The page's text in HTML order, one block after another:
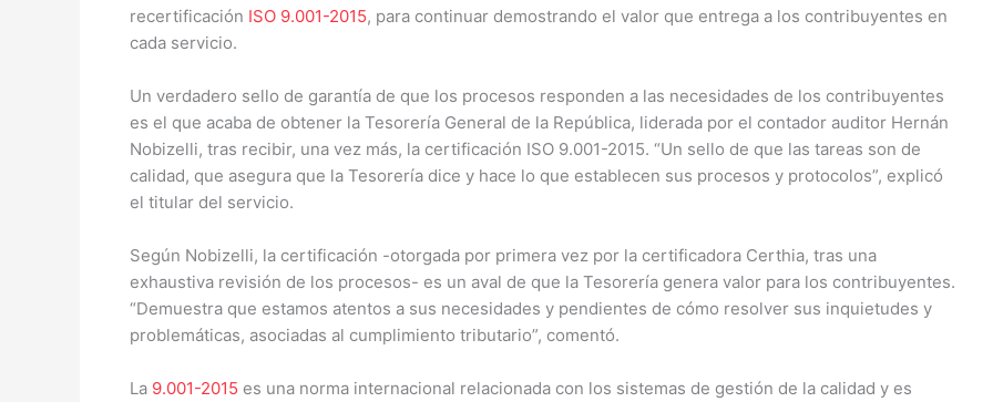
recertificación ISO 9.001-2015, para continuar demostrando el valor que entrega a los contribuyentes en
cada servicio.
Un verdadero sello de garantía de que los procesos responden a las necesidades de los contribuyentes
es el que acaba de obtener la Tesorería General de la República, liderada por el contador auditor Hernán
Nobizelli, tras recibir, una vez más, la certificación ISO 9.001-2015. “Un sello de que las tareas son de
calidad, que asegura que la Tesorería dice y hace lo que establecen sus procesos y protocolos”, explicó
el titular del servicio.
Según Nobizelli, la certificación -otorgada por primera vez por la certificadora Certhia, tras una
exhaustiva revisión de los procesos- es un aval de que la Tesorería genera valor para los contribuyentes.
“Demuestra que estamos atentos a sus necesidades y pendientes de cómo resolver sus inquietudes y
problemáticas, asociadas al cumplimiento tributario”, comentó.
La 9.001-2015 es una norma internacional relacionada con los sistemas de gestión de la calidad y es